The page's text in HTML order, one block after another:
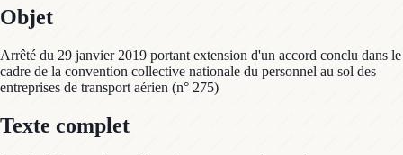
Objet
Arrêté du 29 janvier 2019 portant extension d'un accord conclu dans le
cadre de la convention collective nationale du personnel au sol des
entreprises de transport aérien (n° 275)
Texte complet